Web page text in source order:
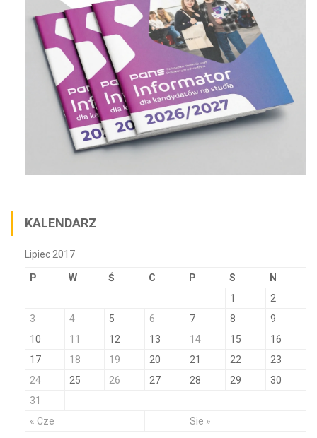
KALENDARZ
Lipiec 2017
P W Ś C P S N
« Cze Sie »
1
2
3
4 5 6 7 8
9
10
11 12 13 14 15
16
17
18 19 20 21 22
23
24
25 26 27 28 29
30
31